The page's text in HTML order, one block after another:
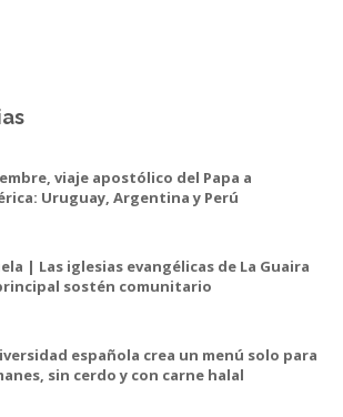
viaje apostólico del Papa a
Uruguay, Argentina y Perú
| Las iglesias evangélicas de La Guaira
sostén comunitario
española crea un menú solo para
sin cerdo y con carne halal